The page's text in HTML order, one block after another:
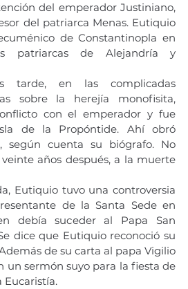
del emperador Justiniano,
del patriarca Menas. Eutiquio
de Constantinopla en
patriarcas de Alejandría y
tarde, en las complicadas
sobre la herejía monofisita,
con el emperador y fue
de la Propóntide. Ahí obró
según cuenta su biógrafo. No
años después, a la muerte
Eutiquio tuvo una controversia
de la Santa Sede en
debía suceder al Papa San
dice que Eutiquio reconoció su
de su carta al papa Vigilio
un sermón suyo para la fiesta de
Eucaristía.